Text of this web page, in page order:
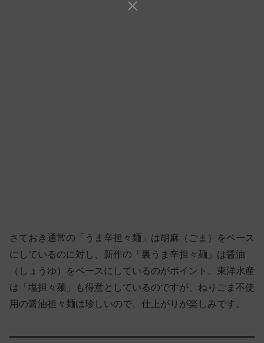
さておき通常の「うま辛担々麺」は胡麻（ごま）をベース
にしているのに対し、新作の「裏うま辛担々麺」は醤油
（しょうゆ）をベースにしているのがポイント。東洋水産
は「塩担々麺」も得意としているのですが、ねりごま不使
用の醤油担々麺は珍しいので、仕上がりが楽しみです。